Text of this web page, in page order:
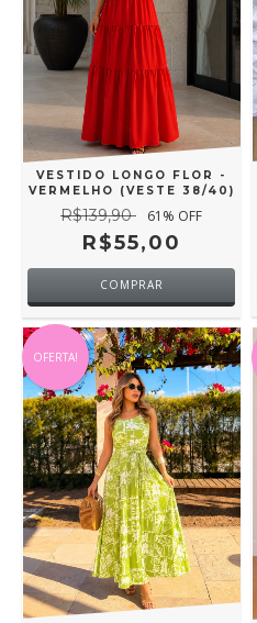
VESTIDO LONGO FLOR -
VERMELHO (VESTE 38/40)
R$139,90 61 % OFF
R$55,00
COMPRAR
OFERTA!